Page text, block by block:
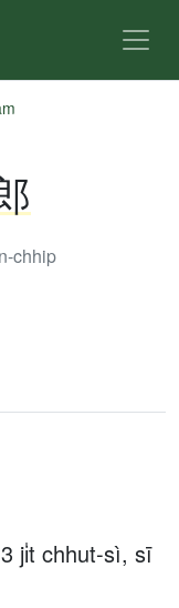
chhip
ji̍t chhut-sì, sī